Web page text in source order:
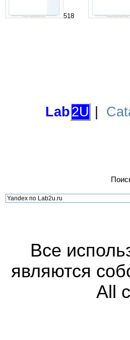
518
Lab2U
Все
являются
All